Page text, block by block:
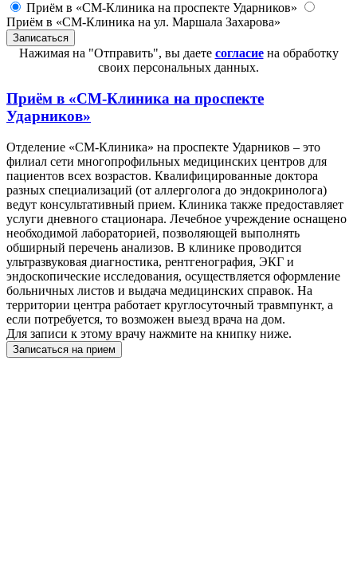
Приём в «СМ-Клиника на проспекте Ударников»
Приём в «СМ-Клиника на ул. Маршала Захарова»
Нажимая на "Отправить", вы даете согласиена обработку
своих персональных данных.
Приём в «СМ-Клиника на проспекте
Ударников»
Отделение «СМ-Клиника» на проспекте Ударников – это
филиал сети многопрофильных медицинских центров для
пациентов всех возрастов. Квалифицированные доктора
разных специализаций (от аллерголога до эндокринолога)
ведут консультативный прием. Клиника также предоставляет
услуги дневного стационара. Лечебное учреждение оснащено
необходимой лабораторией, позволяющей выполнять
обширный перечень анализов. В клинике проводится
ультразвуковая диагностика, рентгенография, ЭКГ и
эндоскопические исследования, осуществляется оформление
больничных листов и выдача медицинских справок. На
территории центра работает круглосуточный травмпункт, а
если потребуется, то возможен выезд врача на дом.
Для записи к этому врачу нажмите на книпку ниже.
Записаться на прием